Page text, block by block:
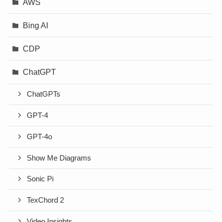
AWS
Bing AI
CDP
ChatGPT
ChatGPTs
GPT-4
GPT-4o
Show Me Diagrams
Sonic Pi
TexChord 2